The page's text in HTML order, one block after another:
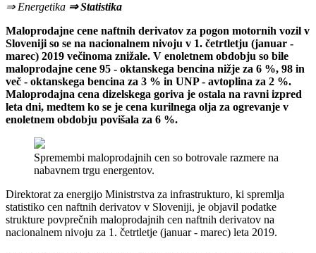
⇒ Energetika ⇒ Statistika
Maloprodajne cene naftnih derivatov za pogon motornih vozil v
Sloveniji so se na nacionalnem nivoju v 1. četrtletju (januar -
marec) 2019 večinoma znižale. V enoletnem obdobju so bile
maloprodajne cene 95 - oktanskega bencina nižje za 6 %, 98 in
več - oktanskega bencina za 3 % in UNP - avtoplina za 2 %.
Maloprodajna cena dizelskega goriva je ostala na ravni izpred
leta dni, medtem ko se je cena kurilnega olja za ogrevanje v
enoletnem obdobju povišala za 6 %.
Spremembi maloprodajnih cen so botrovale razmere na
nabavnem trgu energentov.
Direktorat za energijo Ministrstva za infrastrukturo, ki spremlja
statistiko cen naftnih derivatov v Sloveniji, je objavil podatke
strukture povprečnih maloprodajnih cen naftnih derivatov na
nacionalnem nivoju za 1. četrtletje (januar - marec) leta 2019.